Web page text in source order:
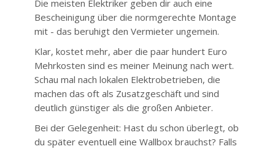
Die meisten Elektriker geben dir auch eine
Bescheinigung über die normgerechte Montage
mit - das beruhigt den Vermieter ungemein.
Klar, kostet mehr, aber die paar hundert Euro
Mehrkosten sind es meiner Meinung nach wert.
Schau mal nach lokalen Elektrobetrieben, die
machen das oft als Zusatzgeschäft und sind
deutlich günstiger als die großen Anbieter.
Bei der Gelegenheit: Hast du schon überlegt, ob
du später eventuell eine Wallbox brauchst? Falls